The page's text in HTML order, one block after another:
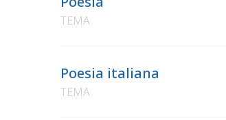
TEMA
Poesia italiana
TEMA